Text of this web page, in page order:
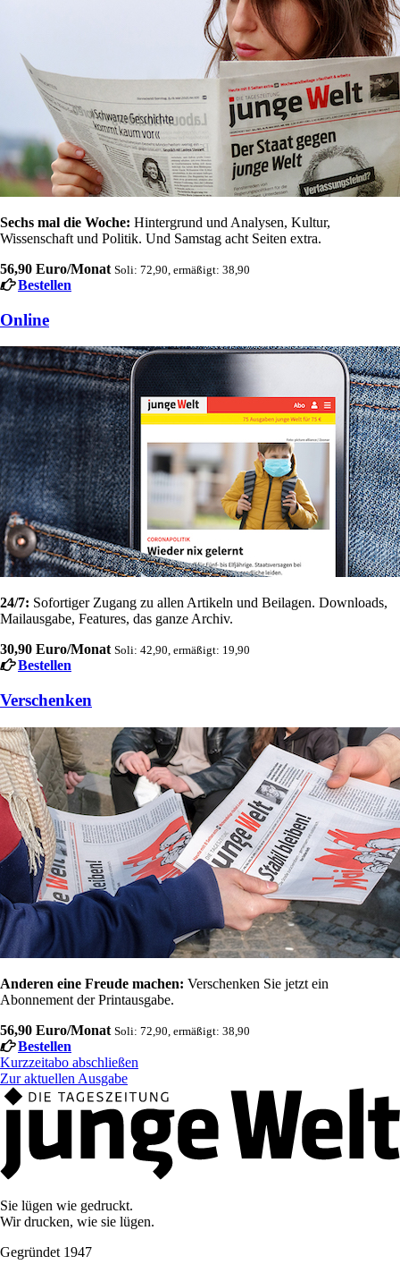
Sechs mal die Woche: Hintergrund und Analysen, Kultur,
Wissenschaft und Politik. Und Samstag acht Seiten extra.
56,90 Euro/Monat Soli: 72,90, ermäßigt: 38,90
Bestellen
Online
24/7: Sofortiger Zugang zu allen Artikeln und Beilagen. Downloads,
Mailausgabe, Features, das ganze Archiv.
30,90 Euro/Monat Soli: 42,90, ermäßigt: 19,90
Bestellen
Verschenken
Anderen eine Freude machen: Verschenken Sie jetzt ein
Abonnement der Printausgabe.
56,90 Euro/Monat Soli: 72,90, ermäßigt: 38,90
Bestellen
Kurzzeitabo abschließen
Zur aktuellen Ausgabe
Sie lügen wie gedruckt.
Wir drucken, wie sie lügen.
Gegründet 1947